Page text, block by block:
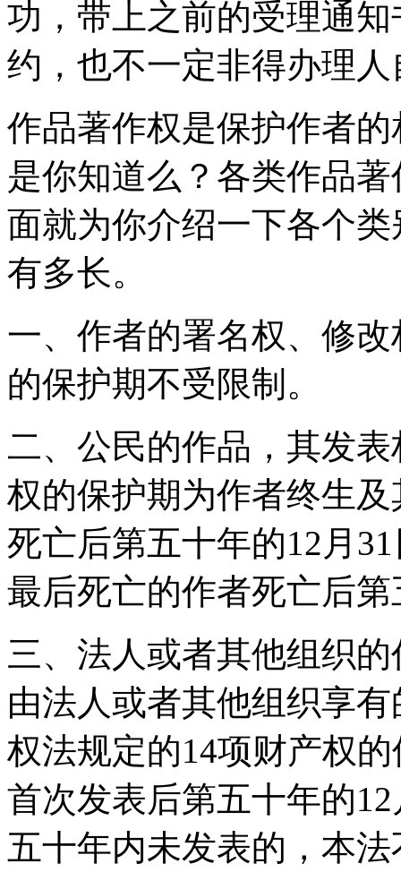
功，带上之前的受理通
约，也不一定非得办理
作品著作权是保护作者
是你知道么？各类作品
面就为你介绍一下各个
有多长。
一、作者的署名权、修
的保护期不受限制。
二、公民的作品，其发
权的保护期为作者终生
死亡后第五十年的12月
最后死亡的作者死亡后
三、法人或者其他组织
由法人或者其他组织享
权法规定的14项财产权
首次发表后第五十年的
五十年内未发表的，本